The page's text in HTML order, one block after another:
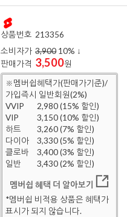
상품번호 213356
소비자가 3,900 10% ↓
판매가격 3,500원
※멤버쉽혜택가(판매가기준)/
가입즉시 일반회원(2%)
VVIP
2,980 (15% 할인)
VIP
3,150 (10% 할인)
하트
3,260 (7% 할인)
다이아
3,330 (5% 할인)
클로바
3,400 (3% 할인)
일반
3,430 (2% 할인)
멤버쉽 혜택 더 알아보기
*멤버쉽 비적용 상품은 혜택가
표시가 되지 않습니다.